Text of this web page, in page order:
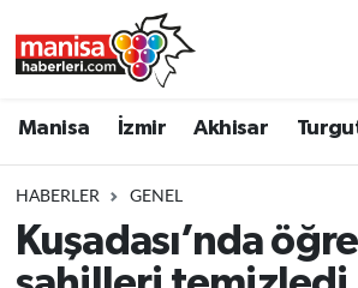
Manisa İzmir Akhisar
HABERLER GENEL
Kuşadası’nda
Turgutlu
Manisa Nöbetçi Eczaneler
Manisa Trafik Yoğunluk Haritası